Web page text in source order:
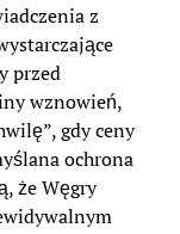
z
przed
wznowień,
gdy ceny
ochrona
że Węgry